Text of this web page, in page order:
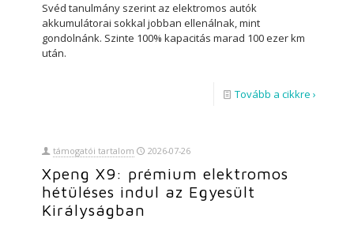
Svéd tanulmány szerint az elektromos autók
akkumulátorai sokkal jobban ellenálnak, mint
gondolnánk. Szinte 100% kapacitás marad 100 ezer km
után.
Tovább a cikkre ›
támogatói tartalom 2026-07-26
Xpeng X9: prémium elektromos
hétüléses indul az Egyesült
Királyságban